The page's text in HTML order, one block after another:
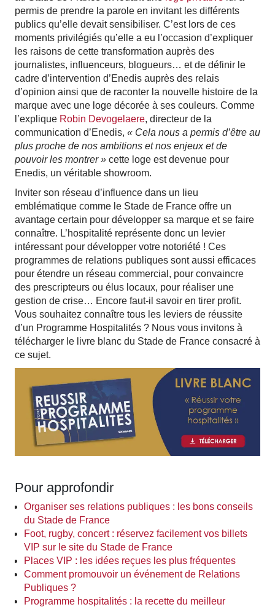
permis de prendre la parole en invitant les différents
publics qu’elle devait sensibiliser. C’est lors de ces
moments privilégiés qu’elle a eu l’occasion d’expliquer
les raisons de cette transformation auprès des
journalistes, influenceurs, blogueurs… et de définir le
cadre d’intervention d’Enedis auprès des relais
d’opinion ainsi que de raconter la nouvelle histoire de la
marque avec une loge décorée à ses couleurs. Comme
l’explique Robin Devogelaere, directeur de la
communication d’Enedis, « Cela nous a permis d’être au
plus proche de nos ambitions et nos enjeux et de
pouvoir les montrer » cette loge est devenue pour
Enedis, un véritable showroom.
Inviter son réseau d’influence dans un lieu
emblématique comme le Stade de France offre un
avantage certain pour développer sa marque et se faire
connaître. L’hospitalité représente donc un levier
intéressant pour développer votre notoriété ! Ces
programmes de relations publiques sont aussi efficaces
pour étendre un réseau commercial, pour convaincre
des prescripteurs ou élus locaux, pour réaliser une
gestion de crise… Encore faut-il savoir en tirer profit.
Vous souhaitez connaître tous les leviers de réussite
d’un Programme Hospitalités ? Nous vous invitons à
télécharger le livre blanc du Stade de France consacré à
ce sujet.
Pour approfondir
Organiser ses relations publiques : les bons conseils
du Stade de France
Foot, rugby, concert : réservez facilement vos billets
VIP sur le site du Stade de France
Places VIP : les idées reçues les plus fréquentes
Comment promouvoir un événement de Relations
Publiques ?
Programme hospitalités : la recette du meilleur